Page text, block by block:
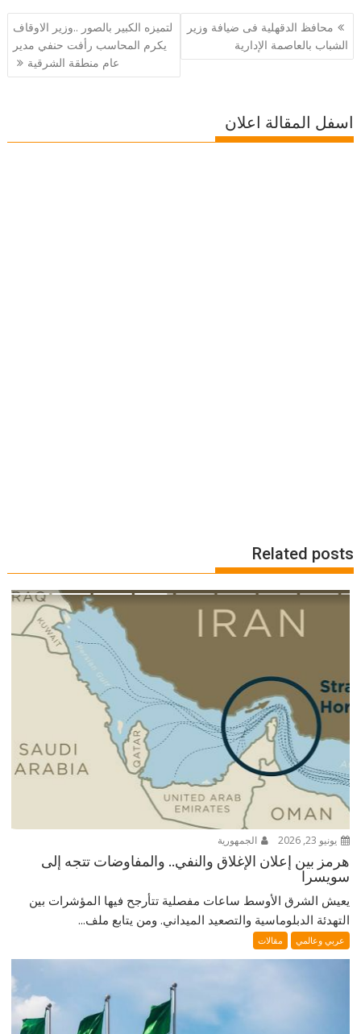
تصفّح
المقالات
محافظ الدقهلية فى ضيافة وزير
الشباب بالعاصمة الإدارية
لتميزه الكبير بالصور ..وزير الاوقاف
يكرم المحاسب رأفت حنفي مدير
عام منطقة الشرقية
اسفل المقالة اعلان
Related posts
يونيو 23, 2026 الجمهورية
هرمز بين إعلان الإغلاق والنفي.. والمفاوضات تتجه إلى
سويسرا
يعيش الشرق الأوسط ساعات مفصلية تتأرجح فيها المؤشرات بين
التهدئة الدبلوماسية والتصعيد الميداني. ومن يتابع ملف...
عربي وعالمي مقالات